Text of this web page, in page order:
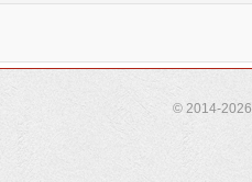
© 2014-2026